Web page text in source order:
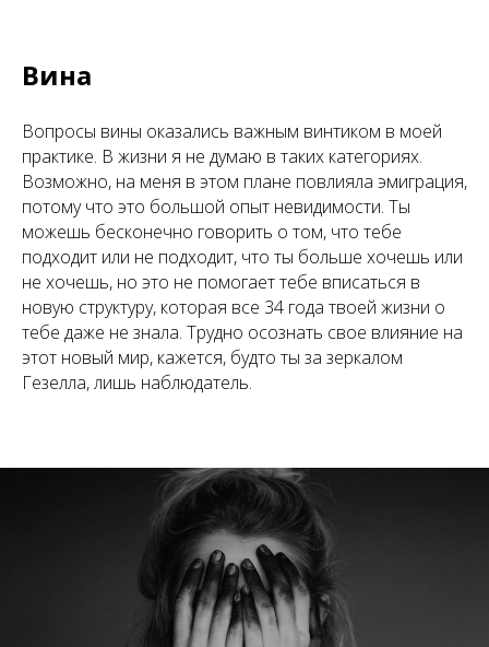
Вина
Вопросы вины оказались важным винтиком в моей
практике. В жизни я не думаю в таких категориях.
Возможно, на меня в этом плане повлияла эмиграция,
потому что это большой опыт невидимости. Ты
можешь бесконечно говорить о том, что тебе
подходит или не подходит, что ты больше хочешь или
не хочешь, но это не помогает тебе вписаться в
новую структуру, которая все 34 года твоей жизни о
тебе даже не знала. Трудно осознать свое влияние на
этот новый мир, кажется, будто ты за зеркалом
Гезелла, лишь наблюдатель.